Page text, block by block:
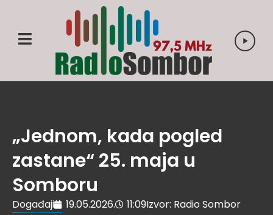
„Jednom, kada pogled
zastane“ 25. maja u
Somboru
Događaji 19.05.2026. 11:09Izvor: Radio Sombor